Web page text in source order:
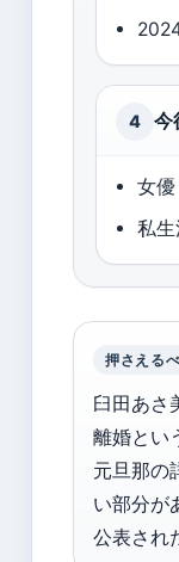
4 今
女
私
押さえる
臼田あさ
離婚とい
元旦那の
い部分が
公表され